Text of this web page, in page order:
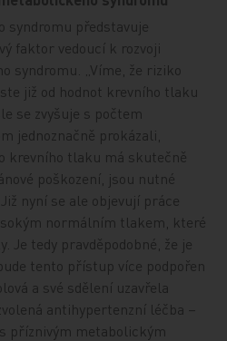
syndromu představuje
faktor vedoucí k rozvoji
syndromu. „Víme, že riziko
již od hodnot krevního tlaku
se zvyšuje s počtem
jednoznačně prokázali,
krevního tlaku má skutečně
poškození, jsou nutné
nyní se ale objevují práce
normálním tlakem, které
Je tedy pravděpodobné, že je
tento přístup více podpořen
a své sdělení uzavřela
antihypertenzní léčba –
příznivým metabolickým